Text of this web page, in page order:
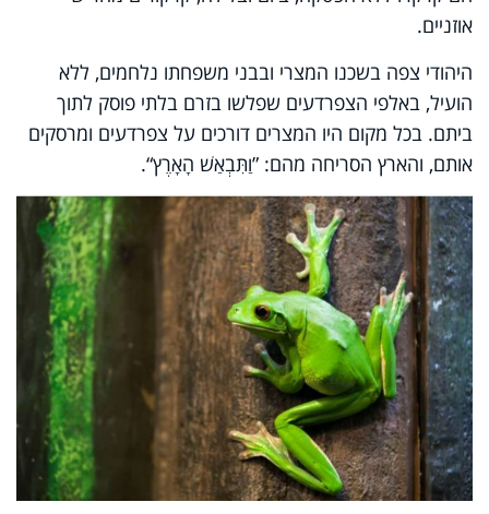
אוזניים.
היהודי צפה בשכנו המצרי ובבני משפחתו נלחמים, ללא
הועיל, באלפי הצפרדעים שפלשו בזרם בלתי פוסק לתוך
ביתם. בכל מקום היו המצרים דורכים על צפרדעים ומרסקים
אותם, והארץ הסריחה מהם: ”וַתִּבְאַשׁ הָאָרֶץ“.